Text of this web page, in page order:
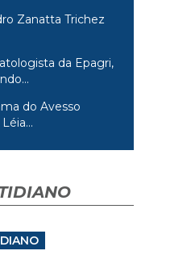
Zanatta Trichez
da Epagri,
do Avesso